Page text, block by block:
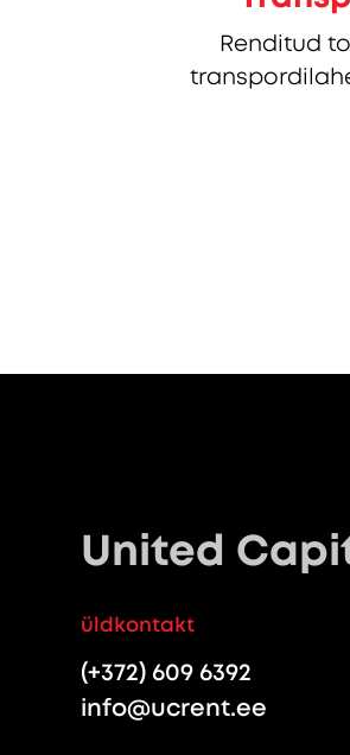
Renditud
United
üldkontakt
(+372) 609 6392
info@ucrent.ee